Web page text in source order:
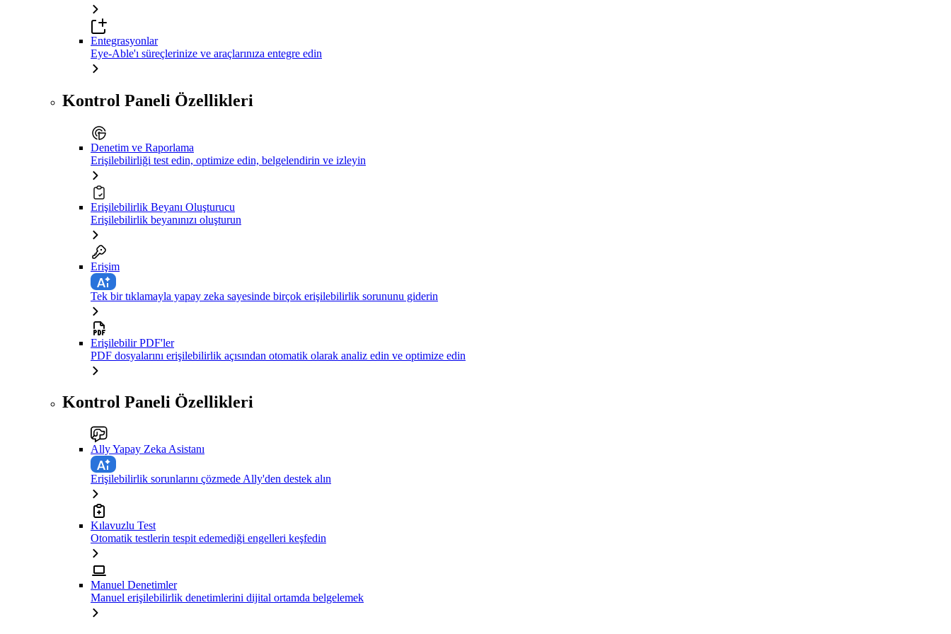
Entegrasyonlar
Eye-Able'ı süreçlerinize ve araçlarınıza entegre edin
Kontrol Paneli Özellikleri
Denetim ve Raporlama
Erişilebilirliği test edin, optimize edin, belgelendirin ve izleyin
Erişilebilirlik Beyanı Oluşturucu
Erişilebilirlik beyanınızı oluşturun
Erişim
Tek bir tıklamayla yapay zeka sayesinde birçok erişilebilirlik sorununu giderin
Erişilebilir PDF'ler
PDF dosyalarını erişilebilirlik açısından otomatik olarak analiz edin ve optimize edin
Kontrol Paneli Özellikleri
Ally Yapay Zeka Asistanı
Erişilebilirlik sorunlarını çözmede Ally'den destek alın
Kılavuzlu Test
Otomatik testlerin tespit edemediği engelleri keşfedin
Manuel Denetimler
Manuel erişilebilirlik denetimlerini dijital ortamda belgelemek